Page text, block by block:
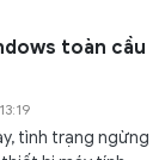
toàn cầu
tình trạng ngừng